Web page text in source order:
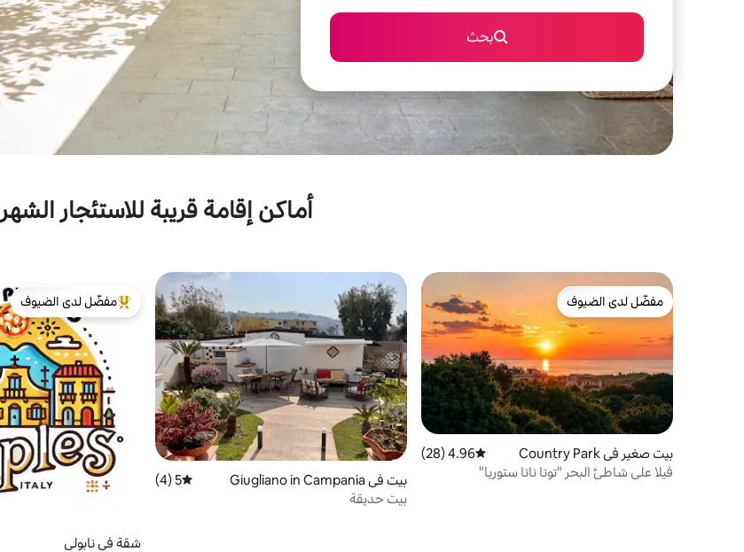
بحث
أماكن إقامة قريبة للاستئجار
مفضّل لدى الضيوف
مفضّل لدى الضيوف
بيت صغير في Country Park متوسط التقييم 4.96 من 5، 28 مراجعات
4.96 (28)
فيلا على شاطئ البحر "توتا ناتا ستوريا"
بيت في Giugliano in Campania متوسط التقييم 5 من 5، 4 مراجعات
5 (4)
بيت حديقة
من أبرز البيوت المفضّلة
مفضّل لدى الضيوف
شقة في نابولي